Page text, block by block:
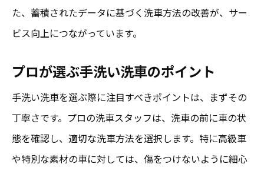
た、蓄積されたデータに基づく洗車方法の改善が、サー
ビス向上につながっています。
プロが選ぶ手洗い洗車のポイント
手洗い洗車を選ぶ際に注目すべきポイントは、まずその
丁寧さです。プロの洗車スタッフは、洗車の前に車の状
態を確認し、適切な洗車方法を選択します。特に高級車
や特別な素材の車に対しては、傷をつけないように細心